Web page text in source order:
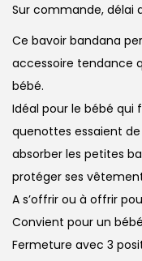
Sur commande, délai
Ce bavoir bandana
accessoire tendance
bébé.
Idéal pour le bébé qui
quenottes essaient
absorber les petites
protéger ses
A s’offrir ou à offrir
Convient pour un
Fermeture avec 3